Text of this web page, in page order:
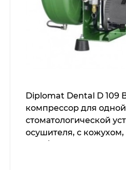
Diplomat Dental D 109
компрессор для одной
стоматологической
осушителя, c